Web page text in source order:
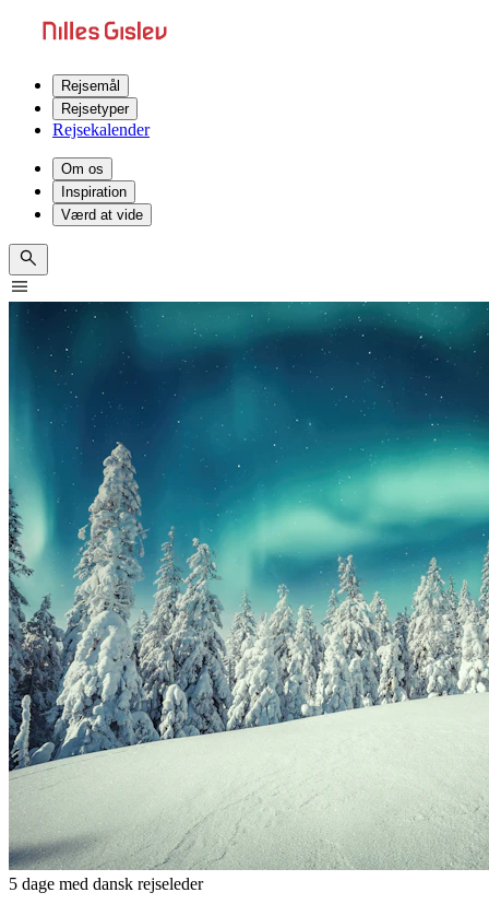
Rejsemål
Rejsetyper
Rejsekalender
Om os
Inspiration
Værd at vide
5 dage med dansk rejseleder